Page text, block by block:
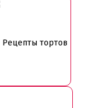
Рецепты тортов